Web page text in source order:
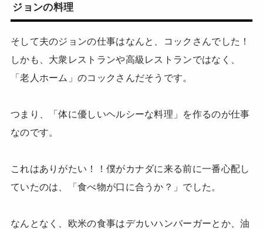
ジョンの料理
そして夫のジョンの仕事はなんと、コックさんでした！
しかも、大衆レストランや高級レストランではなく、
「老人ホーム」のコックさんだそうです。
つまり、「体に優しいヘルシーな料理」を作るのが仕事
なのです。
これはありがたい！！僕がカナダに来る前に一番心配し
ていたのは、「食べ物が口に合うか？」でした。
なんとなく、欧米の食事はデカいハンバーガーとか、油